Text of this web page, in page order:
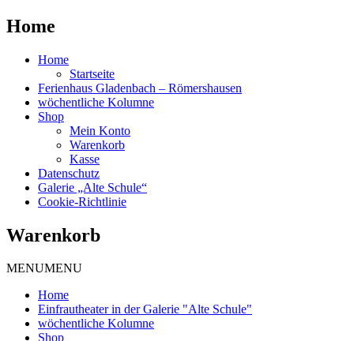
Home
Home
Startseite
Ferienhaus Gladenbach – Römershausen
wöchentliche Kolumne
Shop
Mein Konto
Warenkorb
Kasse
Datenschutz
Galerie „Alte Schule“
Cookie-Richtlinie
Warenkorb
MENUMENU
Home
Einfrautheater in der Galerie "Alte Schule"
wöchentliche Kolumne
Shop